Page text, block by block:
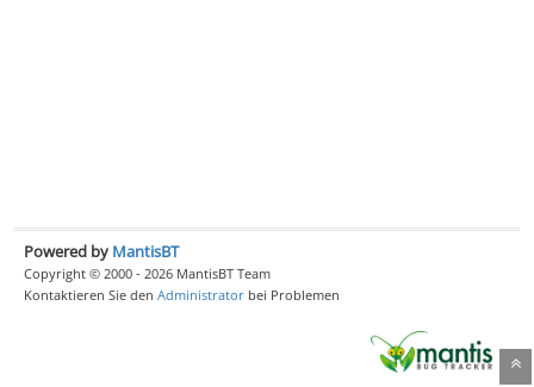
Powered by MantisBT
Copyright © 2000 - 2026 MantisBT Team
Kontaktieren Sie den Administrator bei Problemen